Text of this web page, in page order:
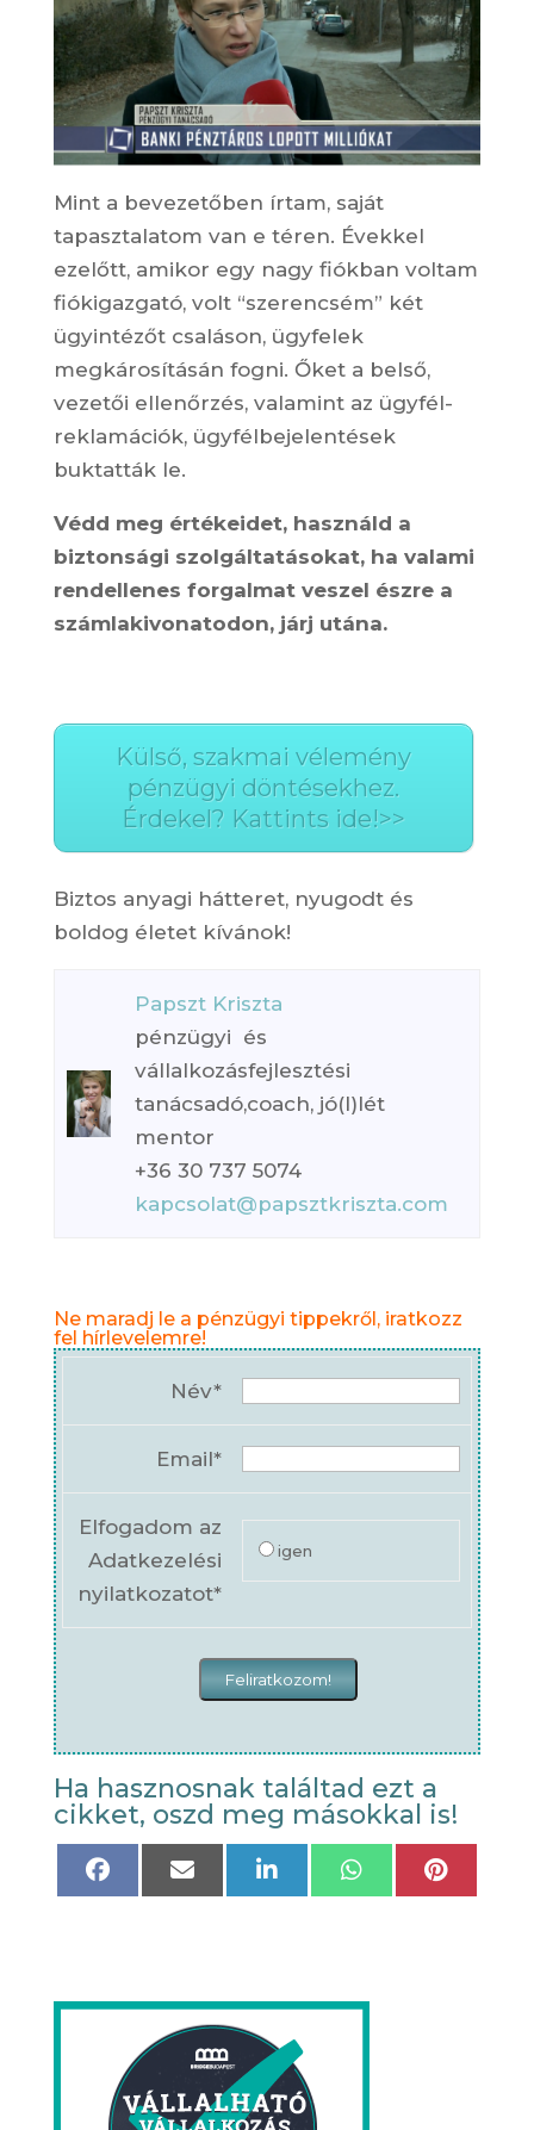
Mint a bevezetőben írtam, saját
tapasztalatom van e téren. Évekkel
ezelőtt, amikor egy nagy fiókban voltam
fiókigazgató, volt “szerencsém” két
ügyintézőt csaláson, ügyfelek
megkárosításán fogni. Őket a belső,
vezetői ellenőrzés, valamint az ügyfél-
reklamációk, ügyfélbejelentések
buktatták le.
Védd meg értékeidet, használd a
biztonsági szolgáltatásokat, ha valami
rendellenes forgalmat veszel észre a
számlakivonatodon, járj utána.
Külső, szakmai vélemény
pénzügyi döntésekhez.
Érdekel? Kattints ide!>>
Biztos anyagi hátteret, nyugodt és
boldog életet kívánok!
Papszt Kriszta
pénzügyi és
vállalkozásfejlesztési
tanácsadó,coach, jó(l)lét
mentor
+36 30 737 5074
kapcsolat@papsztkriszta.com
Ne maradj le a pénzügyi tippekről, iratkozz
fel hírlevelemre!
Név*
Email*
Elfogadom az
Adatkezelési
nyilatkozatot*
igen
Ha hasznosnak találtad ezt a
cikket, oszd meg másokkal is!
Share
Share
Share
Share
Share